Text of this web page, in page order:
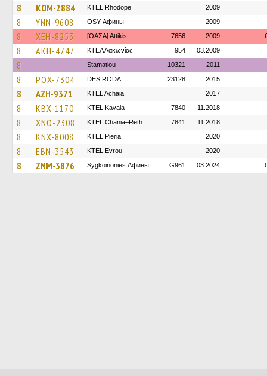
8 KOM-2884 KTEL Rhodope 2009
8 YNN-9608 OSY Афины 2009
8 XEH-8253 [ΟΑΣΑ] Αttikis 7656 2009
8 AKH-4747 ΚΤΕΛ Λακωνίας 954 03.2009
8 Stamatiou 10321 2011
8 POX-7304 DES RODA 23128 2015
8 AZH-9371 KTEL Achaia 2017
8 KBX-1170 KTEL Kavala 7840 11.2018
8 XNO-2308 KTEL Chania–Reth. 7841 11.2018
8 KNX-8008 KTEL Pieria 2020
8 EBN-3543 KTEL Evrou 2020
8 ZNM-3876 Sygkoinonies Афины G961 03.2024